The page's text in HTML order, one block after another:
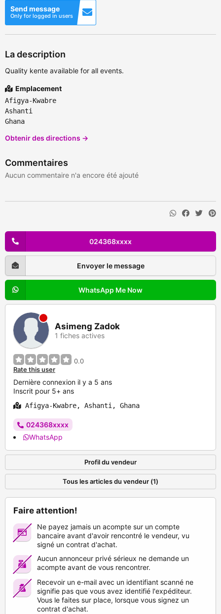
Send message
Only for logged in users
La description
Quality kente available for all events.
Emplacement
Afigya-Kwabre
Ashanti
Ghana
Obtenir des directions →
Commentaires
Aucun commentaire n'a encore été ajouté
024368xxxx
Envoyer le message
WhatsApp Me Now
Asimeng Zadok
1 fiches actives
0.0
Rate this user
Dernière connexion il y a 5 ans
Inscrit pour 5+ ans
Afigya-Kwabre, Ashanti, Ghana
024368xxxx
WhatsApp
Profil du vendeur
Tous les articles du vendeur (1)
Faire attention!
Ne payez jamais un acompte sur un compte
bancaire avant d'avoir rencontré le vendeur, vu
signé un contrat d'achat.
Aucun annonceur privé sérieux ne demande un
acompte avant de vous rencontrer.
Recevoir un e-mail avec un identifiant scanné ne
signifie pas que vous avez identifié l'expéditeur.
Vous le faites sur place, lorsque vous signez un
contrat d'achat.